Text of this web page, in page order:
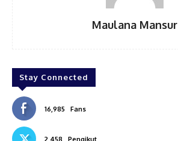
Maulana Mansur
Stay Connected
16,985 Fans
2,458 Pengikut